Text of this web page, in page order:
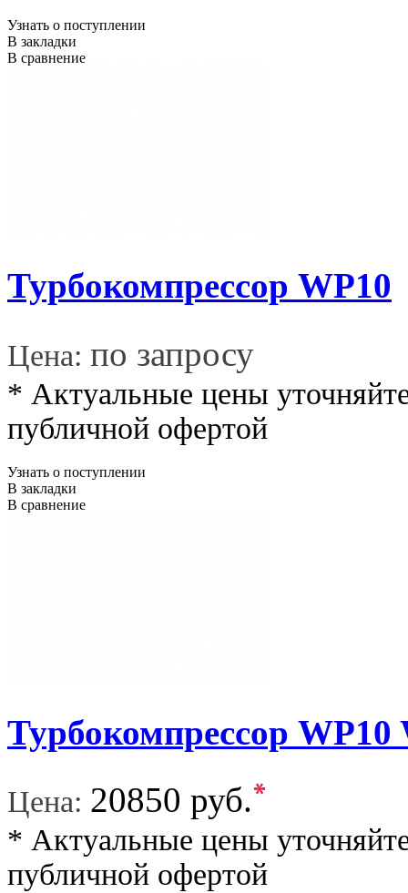
Узнать о поступлении
В закладки
В сравнение
Турбокомпрессор WP10
Цена: по запросу
* Актуальные цены
публичной офертой
Узнать о поступлении
В закладки
В сравнение
Турбокомпрессор WP10
Цена: 20850 руб.*
* Актуальные цены
публичной офертой